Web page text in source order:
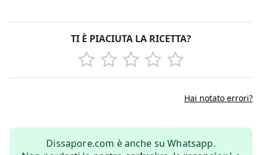
TI È PIACIUTA LA RICETTA?
Hai notato errori?
Dissapore.com è anche su Whatsapp.